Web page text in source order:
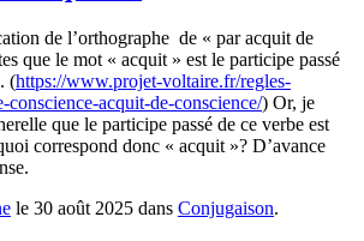
de l’orthographe de « par acquit de
que le mot « acquit » est le participe passé
(https://www.projet-voltaire.fr/regles-
conscience-acquit-de-conscience/) Or, je
que le participe passé de ce verbe est
correspond donc « acquit »? D’avance
le 30 août 2025 dans Conjugaison.